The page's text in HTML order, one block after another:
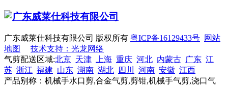
广东威莱仕科技有限公司 版权所有 粤ICP备16129433号 网站
地图
技术支持：光龙网络
气剪配送区域:北京 天津 上海 重庆 河北 内蒙古 广东 江
苏 浙江 福建 山东 湖南 湖北 四川 河南 安徽 江西
产品别称：机械手水口剪,合金气剪,剪钳,机械手气剪,浇口气